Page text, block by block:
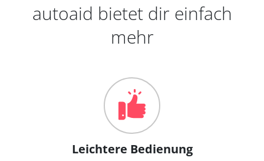
autoaid bietet dir einfach
mehr
Leichtere Bedienung